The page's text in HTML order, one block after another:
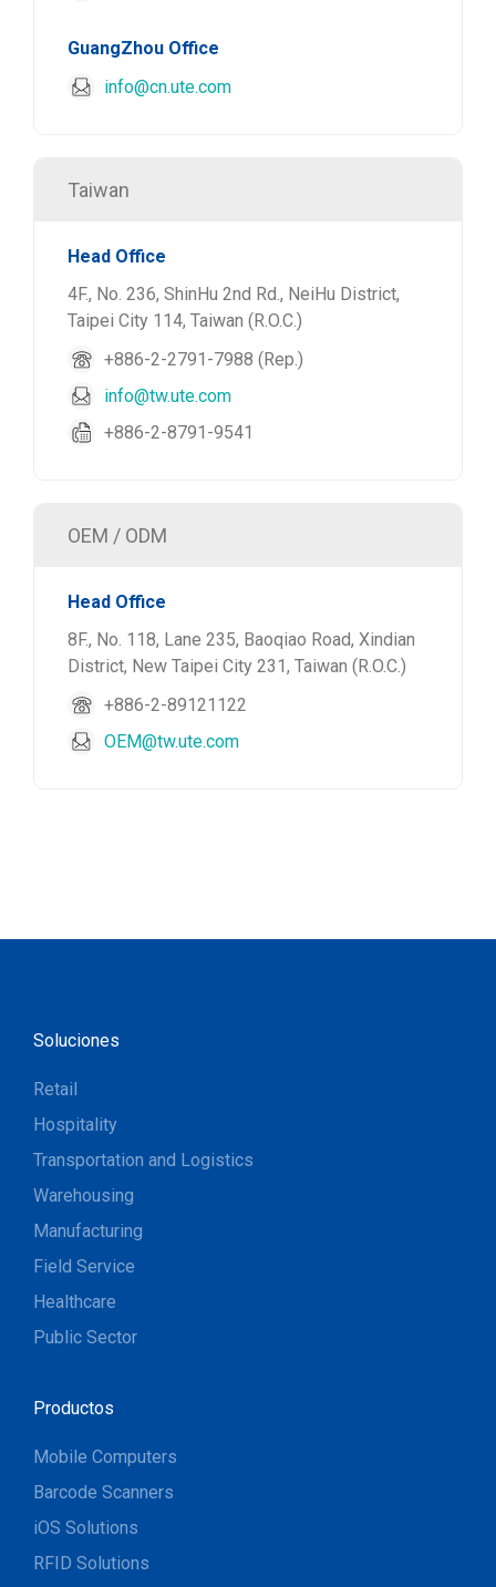
GuangZhou Office
info@cn.ute.com
Taiwan
Head Office
4F., No. 236, ShinHu 2nd Rd., NeiHu District,
Taipei City 114, Taiwan (R.O.C.)
+886-2-2791-7988 (Rep.)
info@tw.ute.com
+886-2-8791-9541
OEM / ODM
Head Office
8F., No. 118, Lane 235, Baoqiao Road, Xindian
District, New Taipei City 231, Taiwan (R.O.C.)
+886-2-89121122
OEM@tw.ute.com
Soluciones
Retail
Hospitality
Transportation and Logistics
Warehousing
Manufacturing
Field Service
Healthcare
Public Sector
Productos
Mobile Computers
Barcode Scanners
iOS Solutions
RFID Solutions